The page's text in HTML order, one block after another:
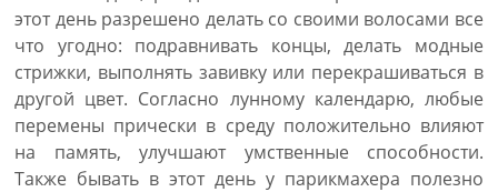
этот день разрешено делать со своими волосами все
что угодно: подравнивать концы, делать модные
стрижки, выполнять завивку или перекрашиваться в
другой цвет. Согласно лунному календарю, любые
перемены прически в среду положительно влияют
на память, улучшают умственные способности.
Также бывать в этот день у парикмахера полезно